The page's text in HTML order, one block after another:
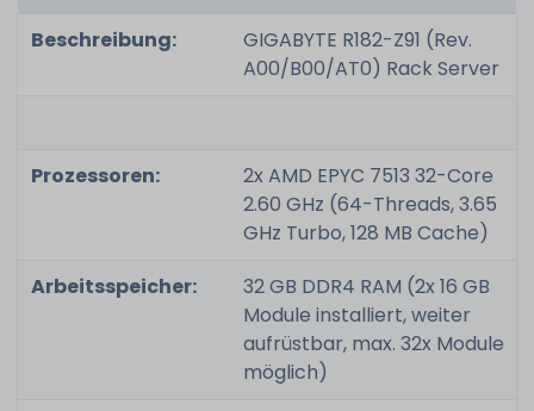
Beschreibung:
GIGABYTE R182-Z91 (Rev.
A00/B00/AT0) Rack Server
Prozessoren:
2x AMD EPYC 7513 32-Core
2.60 GHz (64-Threads, 3.65
GHz Turbo, 128 MB Cache)
Arbeitsspeicher:
32 GB DDR4 RAM (2x 16 GB
Module installiert, weiter
aufrüstbar, max. 32x Module
möglich)